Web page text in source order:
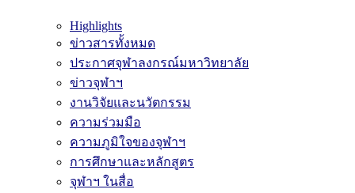
Highlights
ข่าวสารทั้งหมด
ประกาศจุฬาลงกรณ์มหาวิทยาลัย
ข่าวจุฬาฯ
งานวิจัยและนวัตกรรม
ความร่วมมือ
ความภูมิใจของจุฬาฯ
การศึกษาและหลักสูตร
จุฬาฯ ในสื่อ